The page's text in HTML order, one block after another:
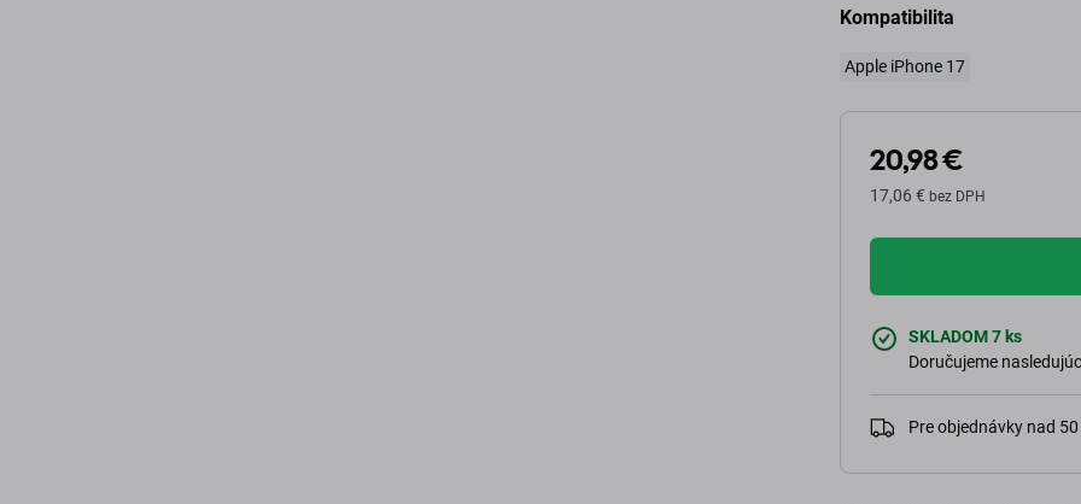
Kompatibilita
Apple iPhone 17
20,98 €
17,06 € bez DPH
SKLADOM 7 ks
Doručujeme
Pre objednávky nad